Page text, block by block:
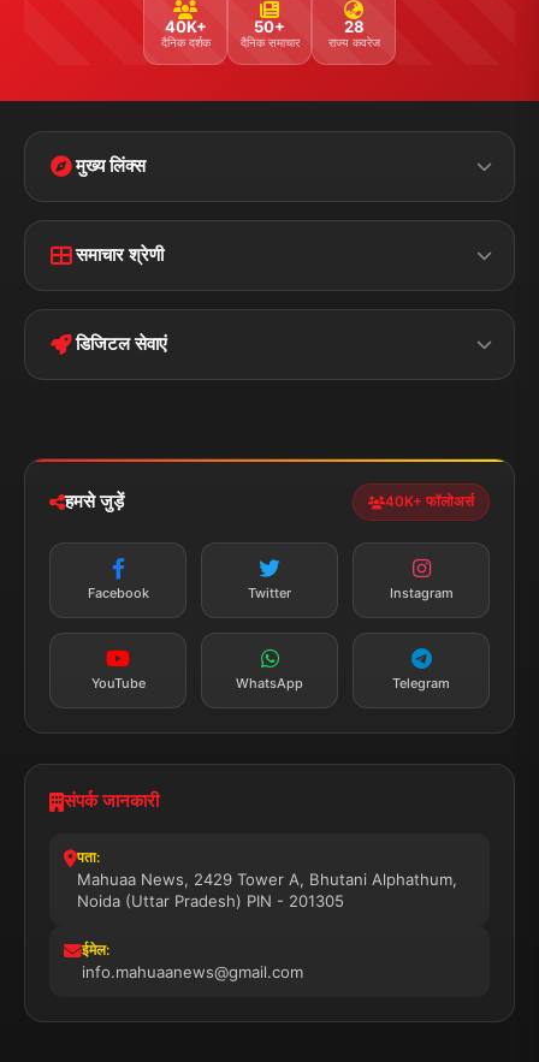
40K+
दैनिक दर्शक
50+
दैनिक समाचार
28
राज्य कवरेज
मुख्य लिंक्स
Disclaimer
Terms &
Privacy Policy
समाचार श्रेणी
पॉलिटिकल झारखण्ड
डिजिटल सेवाएं
न्यूज़ अलर्ट
सब्सक्राइब करें
हमसे जुड़ें 40K+ फॉलोअर्स
Facebook Twitter Instagram
YouTube WhatsApp Telegram
संपर्क जानकारी
पता:
Mahuaa News, 2429 Tower A, Bhutani Alphathum,
Noida (Uttar Pradesh) PIN - 201305
ईमेल:
info.mahuaanews@gmail.com